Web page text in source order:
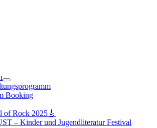
Booking
of Rock 2025🎸
– Kinder und Jugendliteratur Festival